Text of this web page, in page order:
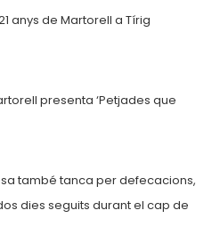
anys de Martorell a Tírig
presenta ‘Petjades que
també tanca per defecacions,
dies seguits durant el cap de